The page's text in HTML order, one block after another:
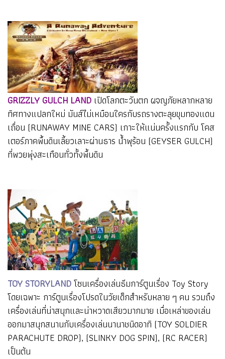
GRIZZLY GULCH LAND เปิดโลกตะวันตก ผจญภัยหลากหลาย
ทิศทางแปลกใหม่ มันส์ไม่เหมือนใครกับรถรางตะลุยขุมทองแดน
เถื่อน (RUNAWAY MINE CARS) เกาะให้แน่นครั้งแรกกับ โคส
เตอร์ภาคพื้นดินเลี้ยวเลาะผ่านธาร น้ำพุร้อน (GEYSER GULCH)
ที่พวยพุ่งสะเทือนทั่วทั้งพื้นดิน
TOY STORYLANDโซนเครื่องเล่นธีมการ์ตูนเรื่อง Toy Story
โดยเฉพาะ การ์ตูนเรื่องโปรดในวัยเด็กสำหรับหลาย ๆ คน รวมถึง
เครื่องเล่นที่น่าสนุกและน่าหวาดเสียวมากมาย เมื่อเหล่าของเล่น
ออกมาสนุกสนานกับเครื่องเล่นนานาชนิดอาทิ (TOY SOLDIER
PARACHUTE DROP), (SLINKY DOG SPIN), (RC RACER)
เป็นต้น